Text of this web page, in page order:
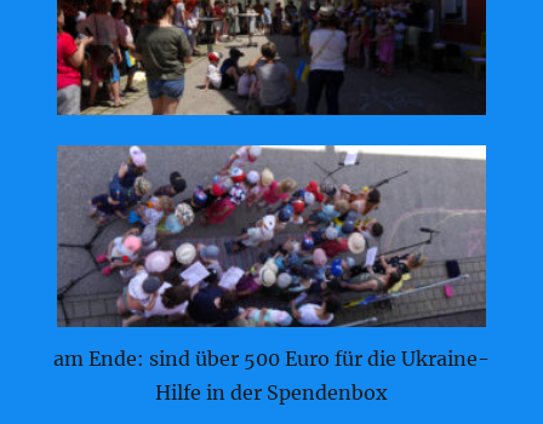
am Ende: sind über 500 Euro für die Ukraine-
Hilfe in der Spendenbox